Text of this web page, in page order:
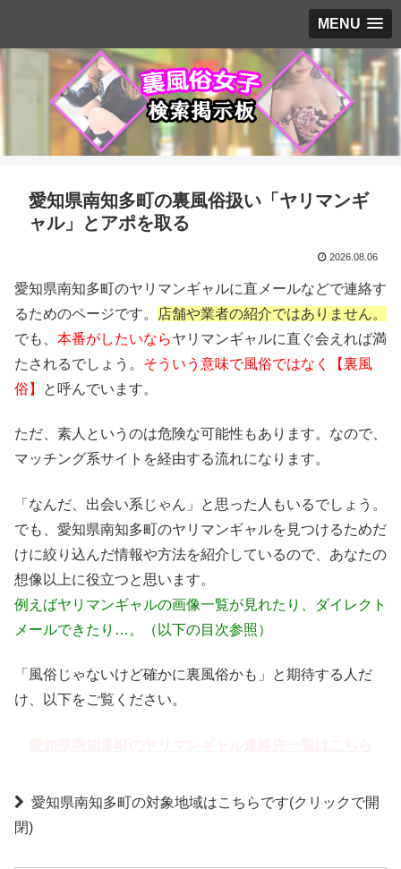
MENU
愛知県南知多町の裏風俗扱い「ヤリマンギ
ャル」とアポを取る
2026.08.06
愛知県南知多町のヤリマンギャルに直メールなどで連絡す
るためのページです。
店舗や業者の紹介ではありません。
でも、 本番がしたいならヤリマンギャルに直ぐ会えれば満
たされるでしょう。 そういう意味で風俗ではなく【裏風
俗】
と呼んでいます。
ただ、素人というのは危険な可能性もあります。なので、
マッチング系サイトを経由する流れになります。
「なんだ、出会い系じゃん」と思った人もいるでしょう。
でも、愛知県南知多町のヤリマンギャルを見つけるためだ
けに絞り込んだ情報や方法を紹介しているので、あなたの
想像以上に役立つと思います。
例えばヤリマンギャルの画像一覧が見れたり、ダイレクト
メールできたり…。（以下の目次参照）
「風俗じゃないけど確かに裏風俗かも」と期待する人だ
け、以下をご覧ください。
愛知県南知多町の対象地域はこちらです(クリックで開
閉)